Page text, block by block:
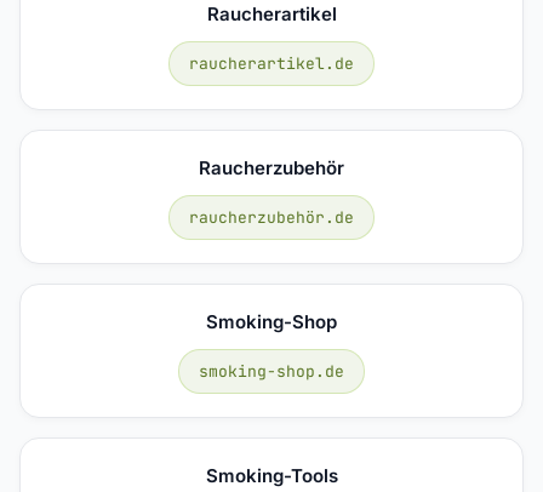
Raucherartikel
raucherartikel.de
Raucherzubehör
raucherzubehör.de
Smoking-Shop
smoking-shop.de
Smoking-Tools